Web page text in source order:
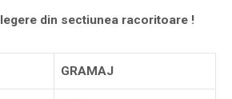
din sectiunea racoritoare !
GRAMAJ